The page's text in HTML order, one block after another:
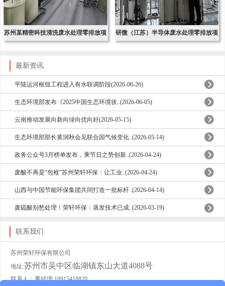
苏州某精密科技清洗废水处理零排放项 研微（江苏）半导体废水处理零排放项
最新资讯
平陆运河枢纽工程进入有水联调阶段(2026-06-26)
生态环境部发布《2025中国生态环境状..(2026-06-05)
云南推动发展向新向绿向优向好(2026-05-15)
生态环境部部长黄润秋会见联合国气候变化..(2026-05-14)
政务公众号3月榜单发布，乘节日之势创新..(2026-04-24)
废酸不再是“包袱”苏州荣轩环保：让工业..(2026-04-24)
山西与中国节能环保集团共同打造一批标杆..(2026-04-14)
废硫酸别愁处理！荣轩环保：蒸发技术已成..(2026-03-19)
联系我们
苏州荣轩环保有限公司
地址:苏州市吴中区临湖镇东山大道4088号
联系人：董经理 18915418820